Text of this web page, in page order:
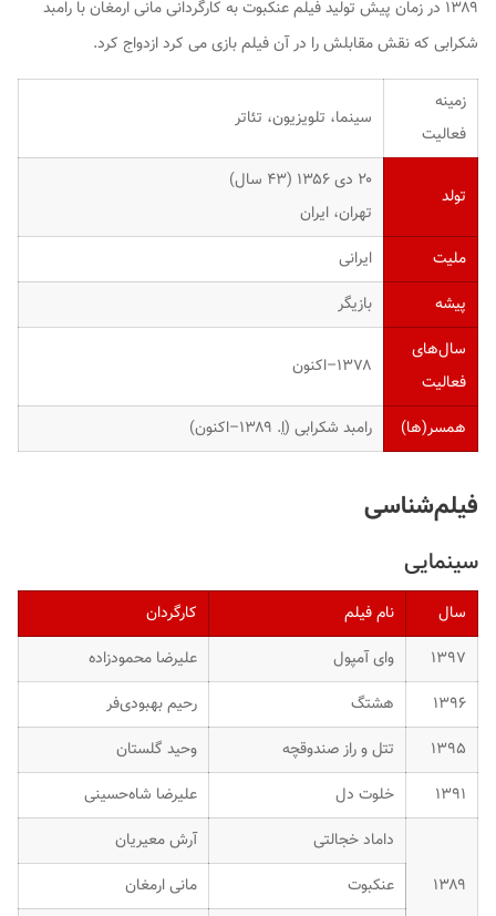
۱۳۸۹ در زمان پیش تولید فیلم عنکبوت به کارگردانی مانى ارمغان با رامبد
شکرابی که نقش مقابلش را در آن فیلم بازی می کرد ازدواج کرد.
زمینه
فعالیت
سینما، تلویزیون، تئاتر
تولد
۲۰ دی ۱۳۵۶ ‏(۴۳ سال)
تهران، ایران
ملیت
ایرانی
پیشه
بازیگر
سال‌های
فعالیت
۱۳۷۸–اکنون
همسر(ها) رامبد شکرابی (ا. ۱۳۸۹–اکنون)
فیلم‌شناسی
سینمایی
سال نام فیلم
کارگردان
۱۳۹۷
وای آمپول
علیرضا محمودزاده
۱۳۹۶
هشتگ
رحیم بهبودی‌فر
۱۳۹۵
تتل و راز صندوقچه
وحید گلستان
۱۳۹۱
خلوت دل علیرضا شاه‌حسینی
۱۳۸۹
داماد خجالتی
آرش معیریان
عنکبوت
مانى ارمغان